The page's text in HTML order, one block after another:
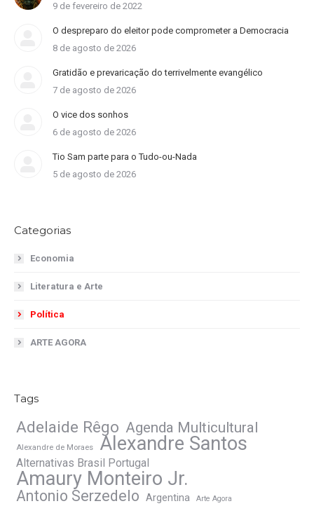
9 de fevereiro de 2022
O despreparo do eleitor pode comprometer a Democracia
8 de agosto de 2026
Gratidão e prevaricação do terrivelmente evangélico
7 de agosto de 2026
O vice dos sonhos
6 de agosto de 2026
Tio Sam parte para o Tudo-ou-Nada
5 de agosto de 2026
Categorias
Economia
Literatura e Arte
Política
ARTE AGORA
Tags
Adelaide Rêgo Agenda Multicultural
Alexandre de Moraes Alexandre Santos
Alternativas Brasil Portugal
Amaury Monteiro Jr.
Antonio Serzedelo Argentina Arte Agora